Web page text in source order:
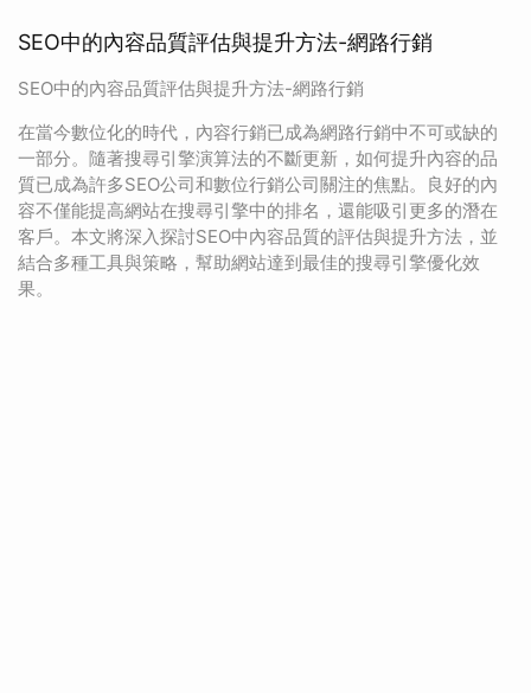
SEO中的內容品質評估與提升方法-網路行銷
SEO中的內容品質評估與提升方法-網路行銷
在當今數位化的時代，內容行銷已成為網路行銷中不可或缺的
一部分。隨著搜尋引擎演算法的不斷更新，如何提升內容的品
質已成為許多SEO公司和數位行銷公司關注的焦點。良好的內
容不僅能提高網站在搜尋引擎中的排名，還能吸引更多的潛在
客戶。本文將深入探討SEO中內容品質的評估與提升方法，並
結合多種工具與策略，幫助網站達到最佳的搜尋引擎優化效
果。